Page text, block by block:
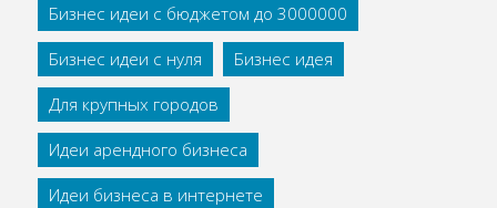
Бизнес идеи с бюджетом до 3000000
Бизнес идеи с нуля
Бизнес идея
Для крупных городов
Идеи арендного бизнеса
Идеи бизнеса в интернете